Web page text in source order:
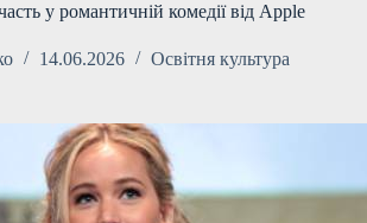
у романтичній комедії від Apple
14.06.2026 Освітня культура